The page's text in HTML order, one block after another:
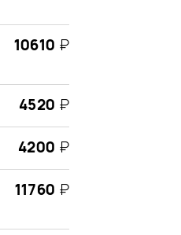
10610 ₽
4520 ₽
4200 ₽
11760 ₽